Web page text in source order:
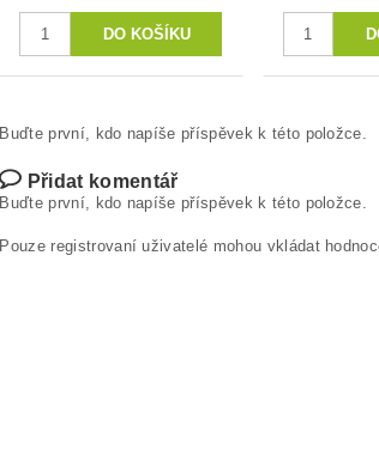
Buďte první, kdo napíše příspěvek k této položce.
Přidat komentář
Buďte první, kdo napíše příspěvek k této položce.
Pouze registrovaní uživatelé mohou vkládat